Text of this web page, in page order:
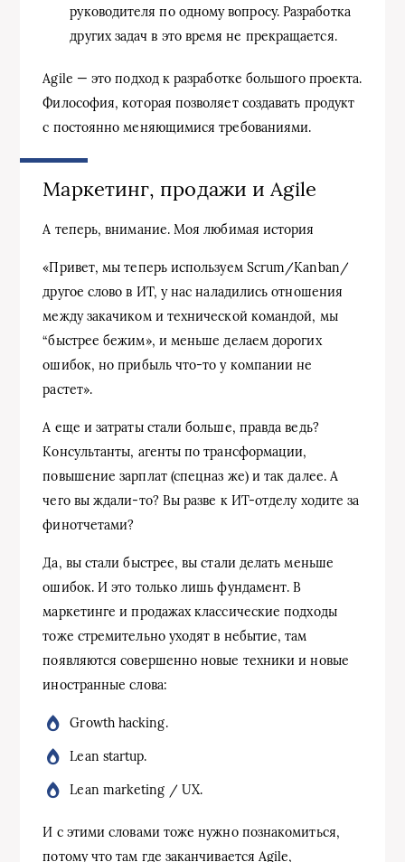
руководителя по одному вопросу. Разработка
других задач в это время не прекращается.
Agile — это подход к разработке большого проекта.
Философия, которая позволяет создавать продукт
с постоянно меняющимися требованиями.
Маркетинг, продажи и Agile
А теперь, внимание. Моя любимая история
«Привет, мы теперь используем Scrum/Kanban/
другое слово в ИТ, у нас наладились отношения
между закачиком и технической командой, мы
“быстрее бежим», и меньше делаем дорогих
ошибок, но прибыль что-то у компании не
растет».
А еще и затраты стали больше, правда ведь?
Консультанты, агенты по трансформации,
повышение зарплат (спецназ же) и так далее. А
чего вы ждали-то? Вы разве к ИТ-отделу ходите за
финотчетами?
Да, вы стали быстрее, вы стали делать меньше
ошибок. И это только лишь фундамент. В
маркетинге и продажах классические подходы
тоже стремительно уходят в небытие, там
появляются совершенно новые техники и новые
иностранные слова:
Growth hacking.
Lean startup.
Lean marketing / UX.
И с этими словами тоже нужно познакомиться,
потому что там где заканчивается Agile,